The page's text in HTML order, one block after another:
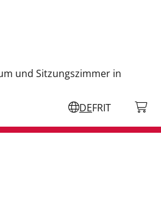
und Sitzungszimmer in
DEFRIT